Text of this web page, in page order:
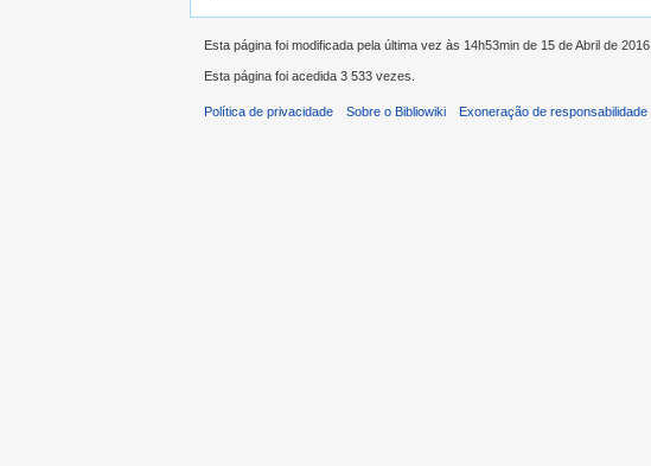
Esta página foi modificada pela última vez às 14h53min de 15 de Abril de 2016.
Esta página foi acedida 3 533 vezes.
Política de privacidade Sobre o Bibliowiki Exoneração de responsabilidade